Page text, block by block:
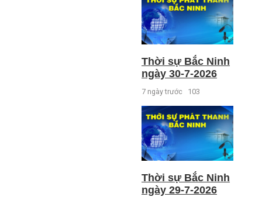
Thời sự Bắc Ninh
ngày 30-7-2026
7 ngày trước 103
Thời sự Bắc Ninh
ngày 29-7-2026